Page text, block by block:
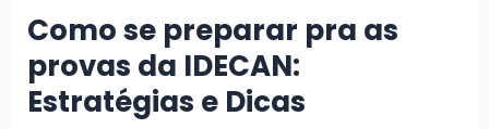
mnemônicos
e
como
eles
Como se preparar pra as
provas da IDECAN:
Estratégias e Dicas